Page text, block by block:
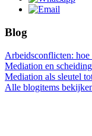
Blog
Arbeidsconflicten:
Mediation en
Mediation als sleutel
Alle blogitems